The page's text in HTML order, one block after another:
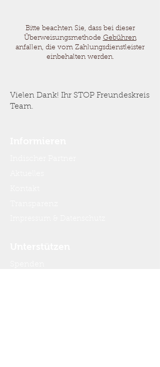
Bitte beachten Sie, dass bei dieser
Überweisungsmethode Gebühren
anfallen, die vom Zahlungsdienstleister
einbehalten werden.
Vielen Dank! Ihr STOP Freundeskreis
Team.